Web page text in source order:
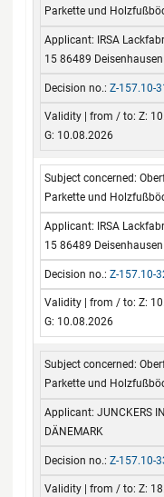
Parkette und
IRSA
15 86489 Deisenhausen
Z-157.10-
Z:
G: 10.08.2026
Parkette und
IRSA
15 86489 Deisenhausen
Z-157.10-
Z:
G: 10.08.2026
Parkette und
JUNCKERS
DÄNEMARK
Z-157.10-
Z: